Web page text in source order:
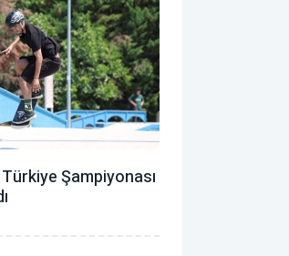
Şampiyonası